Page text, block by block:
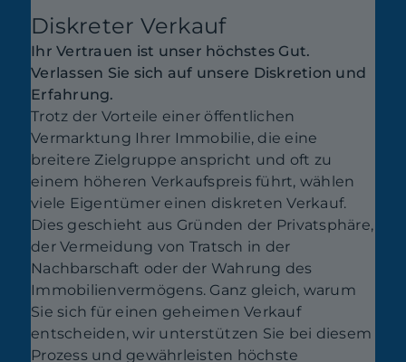
Diskreter Verkauf
Ihr Vertrauen ist unser höchstes Gut.
Verlassen Sie sich auf unsere Diskretion und
Erfahrung.
Trotz der Vorteile einer öffentlichen
Vermarktung Ihrer Immobilie, die eine
breitere Zielgruppe anspricht und oft zu
einem höheren Verkaufspreis führt, wählen
viele Eigentümer einen diskreten Verkauf.
Dies geschieht aus Gründen der Privatsphäre,
der Vermeidung von Tratsch in der
Nachbarschaft oder der Wahrung des
Immobilienvermögens. Ganz gleich, warum
Sie sich für einen geheimen Verkauf
entscheiden, wir unterstützen Sie bei diesem
Prozess und gewährleisten höchste